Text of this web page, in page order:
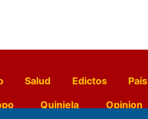
Salud Edictos País
Quiniela Opinion